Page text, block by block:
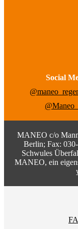
Social
MANEO c/o
Berlin; Fax:
Schwules
MANEO, ein